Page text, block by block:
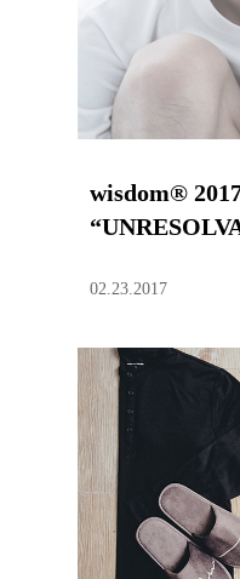
wisdom®
02.23.2017